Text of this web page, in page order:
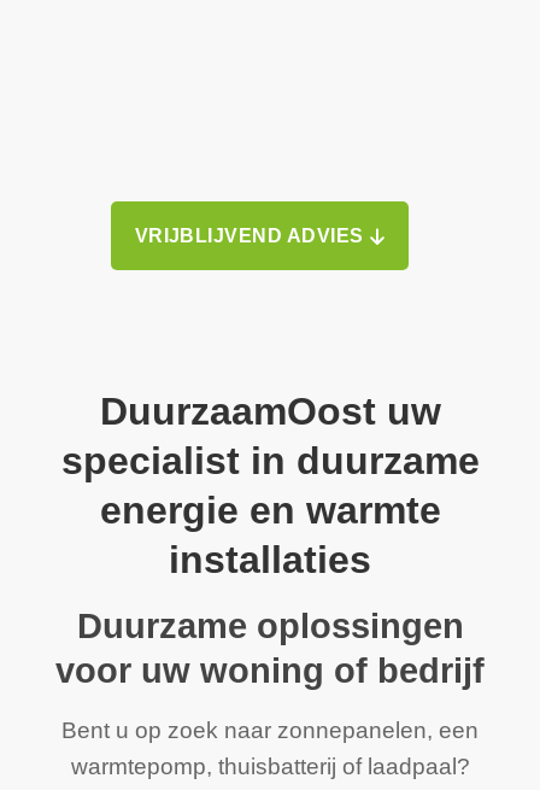
VRIJBLIJVEND ADVIES
DuurzaamOost uw
specialist in duurzame
energie en warmte
installaties
Duurzame oplossingen
voor uw woning of bedrijf
Bent u op zoek naar zonnepanelen, een
warmtepomp, thuisbatterij of laadpaal?